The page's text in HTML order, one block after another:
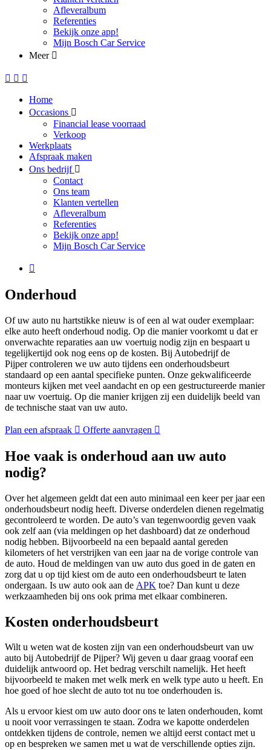
Afleveralbum
Referenties
Bekijk onze app!
Mijn Bosch Car Service
Meer
Home
Occasions
Financial lease voorraad
Verkoop
Werkplaats
Afspraak maken
Ons bedrijf
Contact
Ons team
Klanten vertellen
Afleveralbum
Referenties
Bekijk onze app!
Mijn Bosch Car Service
Onderhoud
Of uw auto nu hartstikke nieuw is of een al wat ouder exemplaar:
elke auto heeft onderhoud nodig. Op die manier voorkomt u dat er
onverwachte reparaties aan uw voertuig nodig zijn en bespaart u
tegelijkertijd ook nog eens op de kosten. Bij Autobedrijf de
Pijper controleren we uw auto tijdens een onderhoudsbeurt
standaard op een aantal specifieke punten. Onze gekwalificeerde
monteurs kijken met veel aandacht en op een gestructureerde manier
naar uw voertuig. Op die manier krijgen zij een duidelijk beeld van
de technische staat van uw auto.
Plan een afspraak Offerte aanvragen
Hoe vaak is onderhoud aan uw auto
nodig?
Over het algemeen geldt dat een auto minimaal een keer per jaar een
onderhoudsbeurt nodig heeft. Diverse onderdelen dienen regelmatig
gecontroleerd te worden. De auto’s van tegenwoordig geven vaak
ook zelf aan (via meldingen op het dashboard) dat ze onderhoud
nodig hebben. Bijvoorbeeld na een bepaald aantal gereden
kilometers of het verstrijken van een jaar na de vorige controle van
de auto. Houd de meldingen van uw auto dus goed in de gaten en
zorg dat u op tijd kiest om de auto een onderhoudsbeurt te laten
ondergaan. Is uw auto ook aan de APK toe? Dan kunt u deze
werkzaamheden bij ons ook prima met elkaar combineren.
Kosten onderhoudsbeurt
Wilt u weten wat de kosten zijn van een onderhoudsbeurt van uw
auto bij Autobedrijf de Pijper? Wij geven u daar graag vooraf een
duidelijk antwoord op. Het bedrag verschilt namelijk. Het heeft
bijvoorbeeld te maken met welk merk en welk type auto u heeft. En
hoe goed of hoe slecht de auto tot nu toe onderhouden is.
Als u ervoor kiest om uw auto door ons te laten onderhouden, komt
u nooit voor verrassingen te staan. Zodra we kapotte onderdelen
ontdekken tijdens de controle, nemen we altijd eerst contact met u
op en bespreken we samen met u wat de verschillende opties zijn.